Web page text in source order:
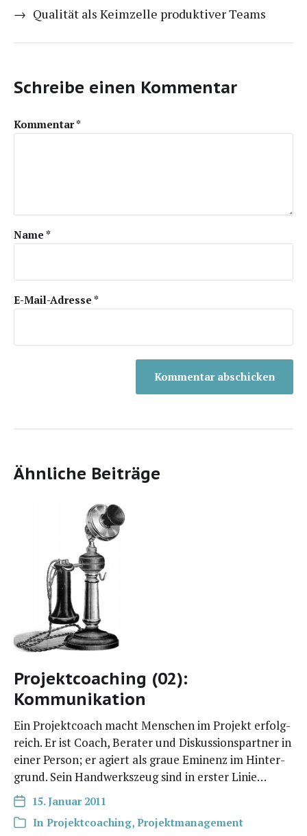
→ Qualität als Keimzelle produktiver Teams
Schreibe einen Kommentar
Kommentar*
Name *
E-Mail-Adresse *
Ähnliche Beiträge
Projektcoaching (02):
Kommunikation
Ein Pro­jekt­coach macht Men­schen im Pro­jekt erfolg­
reich. Er ist Coach, Bera­ter und Dis­kus­si­ons­part­ner in
einer Per­son; er agiert als graue Emi­nenz im Hin­ter­
grund. Sein Hand­werks­zeug sind in ers­ter Linie…
15. Januar 2011
In Projektcoaching, Projektmanagement